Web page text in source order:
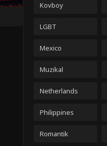
Kovboy
LGBT
Mexico
Muzikal
Netherlands
Philippines
Romantik